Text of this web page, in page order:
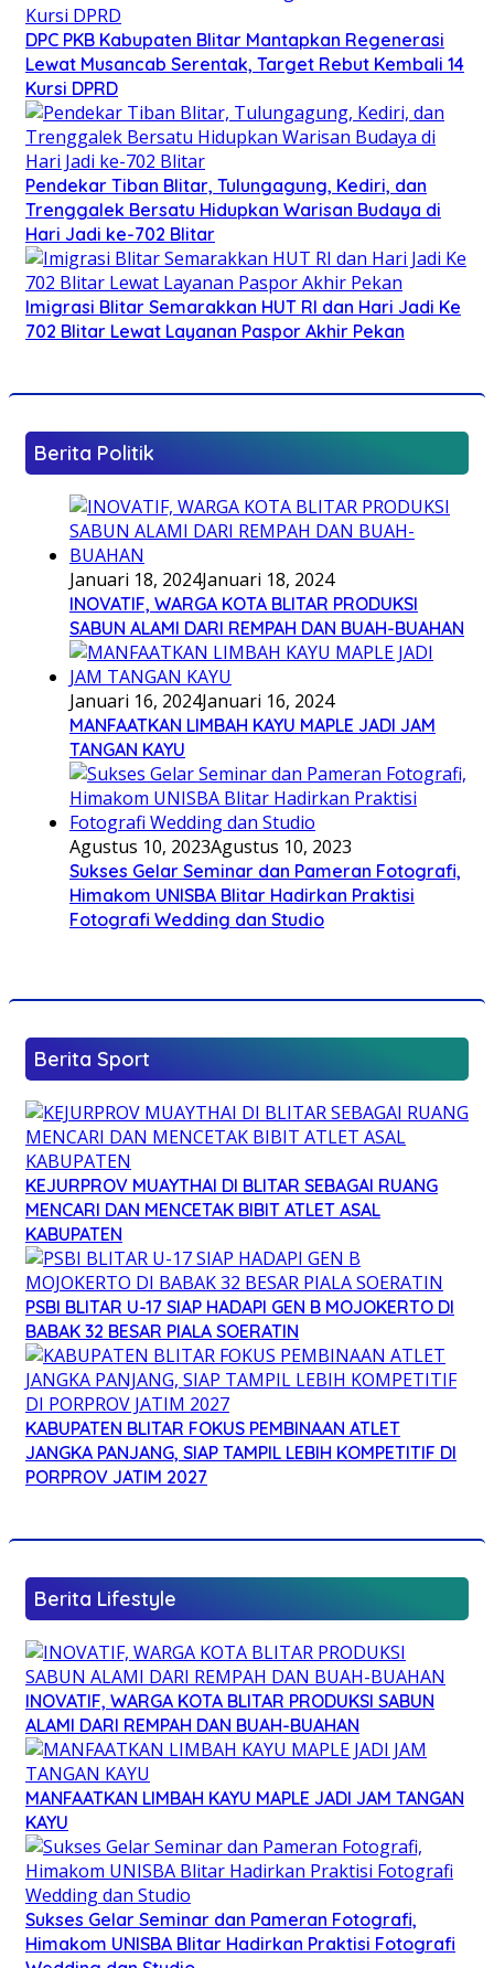
DPC PKB Kabupaten Blitar Mantapkan Regenerasi
Lewat Musancab Serentak, Target Rebut Kembali 14
Kursi DPRD
Pendekar Tiban Blitar, Tulungagung, Kediri, dan
Trenggalek Bersatu Hidupkan Warisan Budaya di
Hari Jadi ke-702 Blitar
Imigrasi Blitar Semarakkan HUT RI dan Hari Jadi Ke
702 Blitar Lewat Layanan Paspor Akhir Pekan
Berita Politik
Januari 18, 2024Januari 18, 2024
INOVATIF, WARGA KOTA BLITAR PRODUKSI
SABUN ALAMI DARI REMPAH DAN BUAH-BUAHAN
Januari 16, 2024Januari 16, 2024
MANFAATKAN LIMBAH KAYU MAPLE JADI JAM
TANGAN KAYU
Agustus 10, 2023Agustus 10, 2023
Sukses Gelar Seminar dan Pameran Fotografi,
Himakom UNISBA Blitar Hadirkan Praktisi
Fotografi Wedding dan Studio
Berita Sport
KEJURPROV MUAYTHAI DI BLITAR SEBAGAI RUANG
MENCARI DAN MENCETAK BIBIT ATLET ASAL
KABUPATEN
PSBI BLITAR U-17 SIAP HADAPI GEN B MOJOKERTO DI
BABAK 32 BESAR PIALA SOERATIN
KABUPATEN BLITAR FOKUS PEMBINAAN ATLET
JANGKA PANJANG, SIAP TAMPIL LEBIH KOMPETITIF DI
PORPROV JATIM 2027
Berita Lifestyle
INOVATIF, WARGA KOTA BLITAR PRODUKSI SABUN
ALAMI DARI REMPAH DAN BUAH-BUAHAN
MANFAATKAN LIMBAH KAYU MAPLE JADI JAM TANGAN
KAYU
Sukses Gelar Seminar dan Pameran Fotografi,
Himakom UNISBA Blitar Hadirkan Praktisi Fotografi